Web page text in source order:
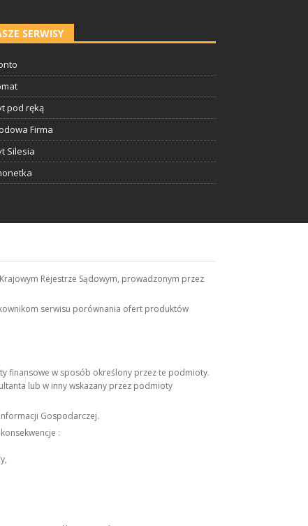
SERWISY
pod ręką
Firma
Silesia
Rejestrze Sądowym, prowadzonym przez
serwisu porównania ofert produktów
finansowe w sposób określony przez te podmioty.
lub w inny wskazany przez podmioty
Gospodarczej.
: